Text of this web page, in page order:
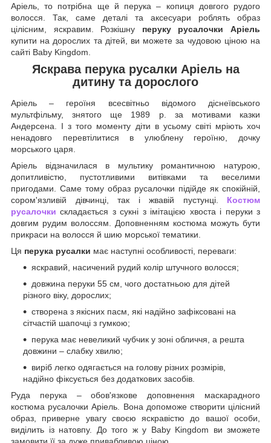
Аріель, то потрібна ще й перука – копиця довгого рудого
волосся. Так, саме деталі та аксесуари роблять образ
цілісним, яскравим. Розкішну перукурусалочки
Аріель
купити на дорослих та дітей, ви можете за чудовою ціною на
сайті Baby Kingdom.
Яскрава перука русалки Аріель на
дитину та дорослого
Аріель – героїня всесвітньо відомого діснеївського
мультфільму, знятого ще 1989 р. за мотивами казки
Андерсена. І з того моменту діти в усьому світі мріють хоч
ненадовго перевтілитися в улюблену героїню, дочку
морського царя.
Аріель відзначилася в мультику романтичною натурою,
допитливістю, пустотливими витівками та веселими
пригодами. Саме тому образ русалочки підійде як спокійній,
сором'язливій дівчинці, так і жвавій пустунці. Костюм
русалочки складається з сукні з імітацією хвоста і перуки з
довгим рудим волоссям. Доповненням костюма можуть бути
прикраси на волосся й шию морської тематики.
Ця перука русалки має наступні особливості, переваги:
яскравий, насичений рудий колір штучного волосся;
довжина перуки 55 см, чого достатньою для дітей
різного віку, дорослих;
створена з якісних пасм, які надійно зафіксовані на
сітчастій шапочці з гумкою;
перука має невеликий чубчик у зоні обличчя, а решта
довжини – слабку хвилю;
виріб легко одягається на голову різних розмірів,
надійно фіксується без додаткових засобів.
Руда перука – обов'язкове доповнення маскарадного
костюма русалочки Аріель. Вона допоможе створити цілісний
образ, приверне увагу своєю яскравістю до вашої особи,
виділить із натовпу. До того ж у Baby Kingdom ви зможете